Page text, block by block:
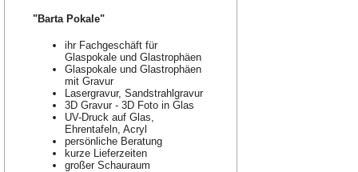
"Barta Pokale"
ihr Fachgeschäft für
Glaspokale und Glastrophäen
Glaspokale und Glastrophäen
mit Gravur
Lasergravur, Sandstrahlgravur
3D Gravur - 3D Foto in Glas
UV-Druck auf Glas,
Ehrentafeln, Acryl
persönliche Beratung
kurze Lieferzeiten
großer Schauraum